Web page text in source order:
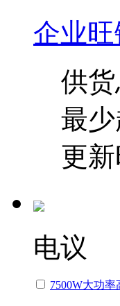
企业
供
最
更
电议
7500W大功